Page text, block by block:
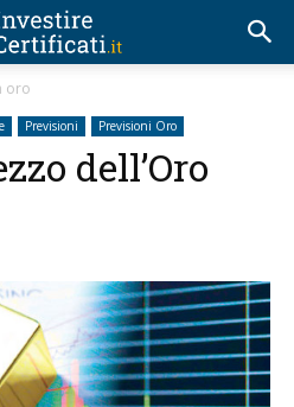
oro
Previsioni Previsioni Oro
dell’Oro